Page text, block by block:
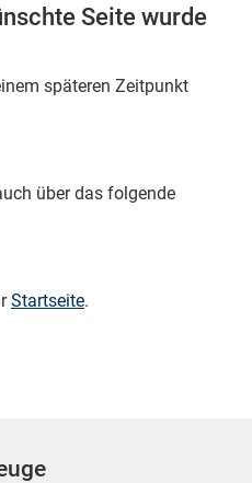
Seite wurde
späteren Zeitpunkt
über das folgende
Startseite.